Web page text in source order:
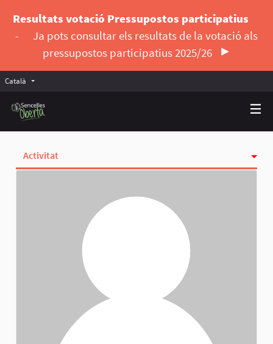
Resultats votació Pressupostos participatius
-
Ja pots consultar els resultats de la votació als
pressupostos participatius 2025/26
Català Triar la llengua
Activitat